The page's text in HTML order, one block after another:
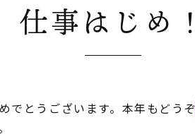
仕事はじめ！
でとうございます。本年もどうぞ